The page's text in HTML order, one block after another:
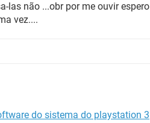
las não ...obr por me ouvir
vez....
do sistema do playstation 3